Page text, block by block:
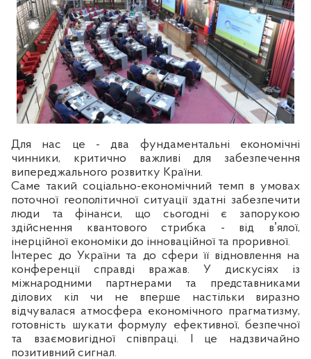
Для нас це - два фундаментальні економічні
чинники, критично важливі для забезпечення
випереджального розвитку Країни.
Саме такий соціально-економічний темп в умовах
поточної геополітичної ситуації здатні забезпечити
люди та фінанси, що сьогодні є запорукою
здійснення квантового стрибка - від вʼялої,
інерційної економіки до інноваційної та проривної.
Інтерес до України та до сфери її відновлення на
конференції справді вражав. У дискусіях із
міжнародними партнерами та представниками
ділових кіл чи не вперше настільки виразно
відчувалася атмосфера економічного прагматизму,
готовність шукати формулу ефективної, безпечної
та взаємовигідної співпраці. І це надзвичайно
позитивний сигнал.